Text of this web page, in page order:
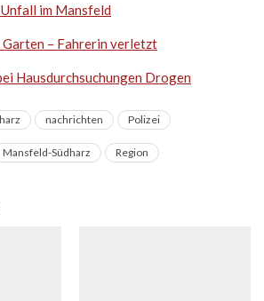
im Mansfeld
– Fahrerin verletzt
Hausdurchsuchungen Drogen
nachrichten Polizei
Mansfeld-Südharz Region